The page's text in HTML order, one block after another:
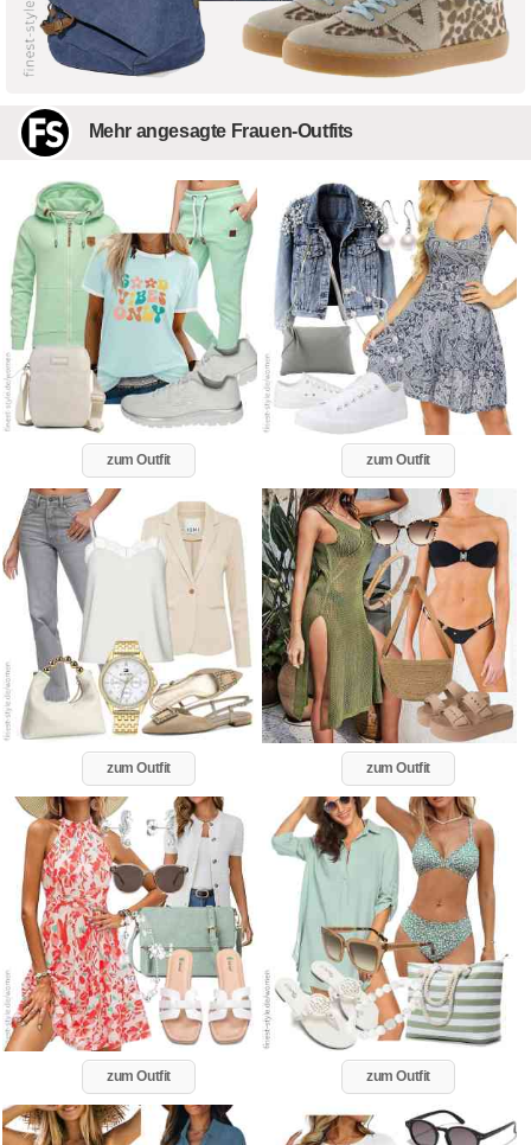
Mehr angesagte Frauen-Outfits
zum Outfit zum Outfit
zum Outfit zum Outfit
zum Outfit zum Outfit